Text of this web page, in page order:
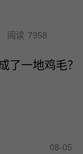
阅读 7958
了一地鸡毛？
08-05